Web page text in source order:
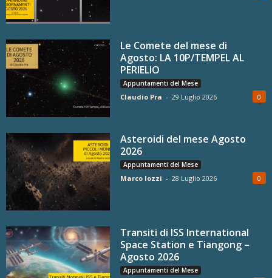
Le Comete del mese di
Agosto: LA 10P/TEMPEL AL
PERIELIO
Appuntamenti del Mese
Claudio Pra - 29 Luglio 2026 0
Asteroidi del mese Agosto
2026
Appuntamenti del Mese
Marco Iozzi - 28 Luglio 2026 0
Transiti di ISS International
Space Station e Tiangong –
Agosto 2026
Appuntamenti del Mese